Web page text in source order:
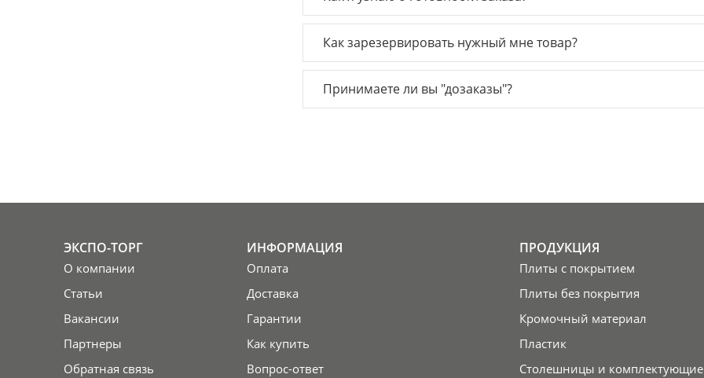
Как зарезервировать нужный мне товар?
Принимаете ли вы "дозаказы"?
ЭКСПО-ТОРГ
О компании
Статьи
Вакансии
Партнеры
Обратная связь
ИНФОРМАЦИЯ
Оплата
Доставка
Гарантии
Как купить
Вопрос-ответ
ПРОДУКЦИЯ
Плиты с покрытием
Плиты без покрытия
Кромочный материал
Пластик
Столешницы и комплектующие